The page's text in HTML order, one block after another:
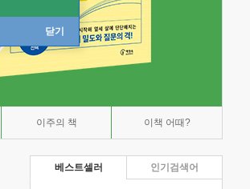
닫기
이주의 책 이책 어때?
베스트셀러 인기검색어